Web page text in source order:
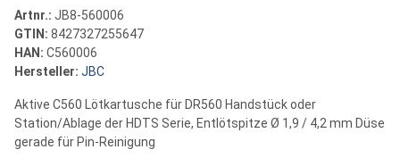
Artnr.: JB8-560006
GTIN: 8427327255647
HAN: C560006
Hersteller: JBC
Aktive C560 Lötkartusche für DR560 Handstück oder
Station/Ablage der HDTS Serie, Entlötspitze Ø 1,9 / 4,2 mm Düse
gerade für Pin-Reinigung